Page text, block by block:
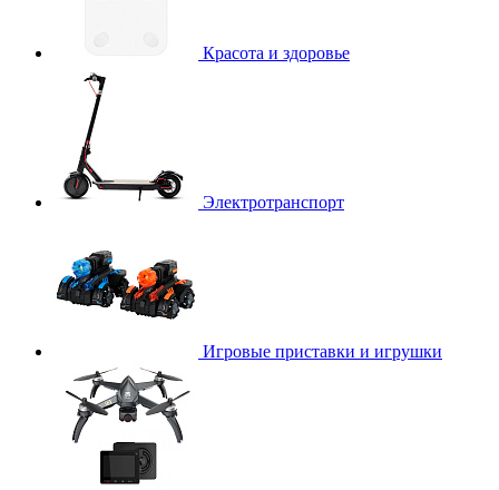
Красота и здоровье
Электротранспорт
Игровые приставки и игрушки